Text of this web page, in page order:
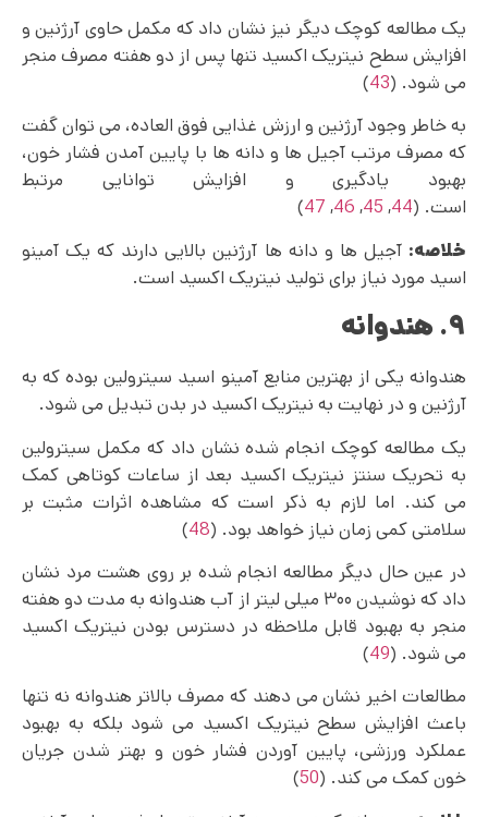
یک مطالعه کوچک دیگر نیز نشان داد که مکمل حاوی آرژنین و
افزایش سطح نیتریک اکسید تنها پس از دو هفته مصرف منجر
می شود. (43
)
به خاطر وجود آرژنین و ارزش غذایی فوق العاده، می توان گفت
که مصرف مرتب آجیل ها و دانه ها با پایین آمدن فشار خون،
بهبود یادگیری و افزایش توانایی مرتبط
است. (44
,
45
,
46
,
47
)
خلاصه:آجیل ها و دانه ها آرژنین بالایی دارند که یک آمینو
اسید مورد نیاز برای تولید نیتریک اکسید است.
۹. هندوانه
هندوانه یکی از بهترین منابع آمینو اسید سیترولین بوده که به
آرژنین و در نهایت به نیتریک اکسید در بدن تبدیل می شود.
یک مطالعه کوچک انجام شده نشان داد که مکمل سیترولین
به تحریک سنتز نیتریک اکسید بعد از ساعات کوتاهی کمک
می کند. اما لازم به ذکر است که مشاهده اثرات مثبت بر
سلامتی کمی زمان نیاز خواهد بود. (48
)
در عین حال دیگر مطالعه انجام شده بر روی هشت مرد نشان
داد که نوشیدن ۳۰۰ میلی لیتر از آب هندوانه به مدت دو هفته
منجر به بهبود قابل ملاحظه در دسترس‌ بودن نیتریک اکسید
می شود. (49
)
مطالعات اخیر نشان می دهند که مصرف بالاتر هندوانه نه تنها
باعث افزایش سطح نیتریک اکسید می‌ شود بلکه به بهبود
عملکرد ورزشی، پایین آوردن فشار خون و بهتر شدن جریان
خون کمک می کند. (50
)